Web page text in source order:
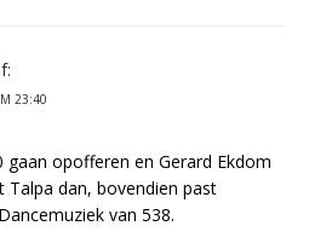
23:40
opofferen en Gerard Ekdom
Talpa dan, bovendien past
van 538.